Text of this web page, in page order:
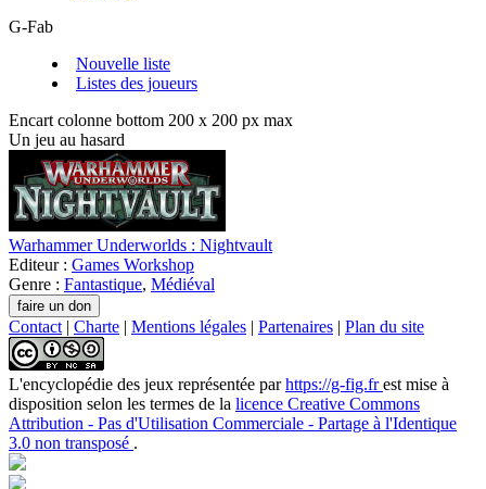
G-Fab
Nouvelle liste
Listes des joueurs
Encart colonne bottom 200 x 200 px max
Un jeu au hasard
Warhammer Underworlds : Nightvault
Editeur : Games Workshop
Genre : Fantastique, Médiéval
Contact | Charte | Mentions légales | Partenaires | Plan du site
L'encyclopédie des jeux représentée parhttps://g-fig.frest mise à
disposition selon les termes de la licence Creative Commons
Attribution - Pas d'Utilisation Commerciale - Partage à l'Identique
3.0 non transposé .